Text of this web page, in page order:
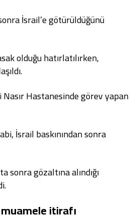
İsrail’e götürüldüğünü
olduğu hatırlatılırken,
Hastanesinde görev yapan
İsrail baskınından sonra
sonra gözaltına alındığı
itirafı